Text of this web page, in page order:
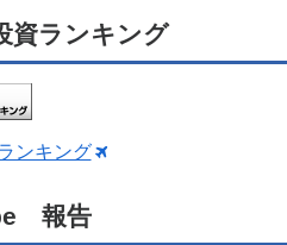
資ランキング
ンキング
報告